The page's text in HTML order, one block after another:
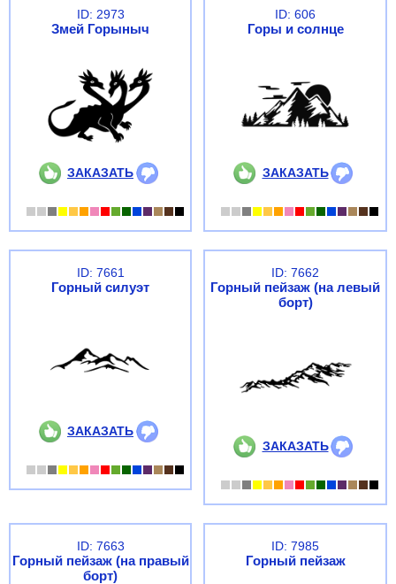
ID: 2973
Змей Горыныч
ЗАКАЗАТЬ
ID: 606
Горы и солнце
ЗАКАЗАТЬ
ID: 7661
Горный силуэт
ЗАКАЗАТЬ
ID: 7662
Горный пейзаж (на левый
борт)
ЗАКАЗАТЬ
ID: 7663
Горный пейзаж (на правый
борт)
ID: 7985
Горный пейзаж